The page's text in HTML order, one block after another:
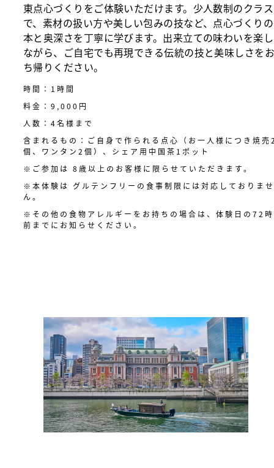
東点心づくりをご体験いただけます。少人数制のクラス
で、素材の扱い方や美しい包みの技など、点心づくり
本と奥深さを丁寧に学びます。出来立ての味わいを楽
ながら、ご自宅でも再現できる伝統の技と美味しさを
ち帰りください。
時間：1時間
料金：9,000円
人数：4名様まで
含まれるもの：ご自身で作られる点心（お一人様につき焼売
個、ワンタン2個）、シェア用中国茶1ポット
※ご参加は 8歳以上のお客様に限らせていただきます。
※本体験は グルテンフリーの食事制限には対応しておりませ
ん。
※その他の食物アレルギーをお持ちの場合は、体験日の72
前までにお知らせください。